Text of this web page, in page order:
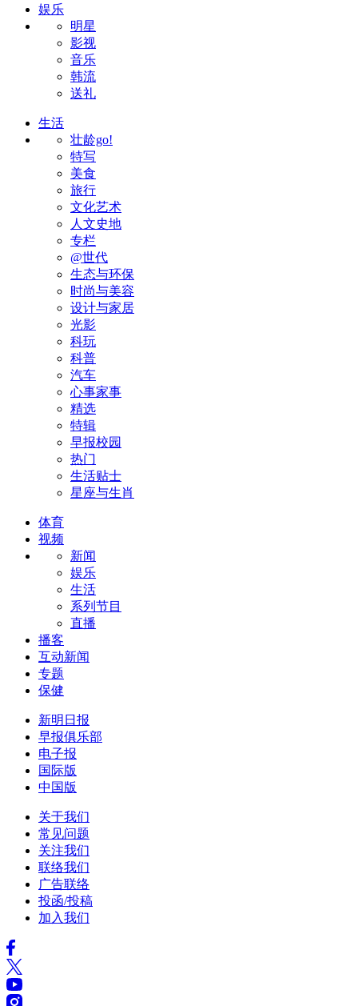
娱乐
明星
影视
音乐
韩流
送礼
生活
壮龄go!
特写
美食
旅行
文化艺术
人文史地
专栏
@世代
生态与环保
时尚与美容
设计与家居
光影
科玩
科普
汽车
心事家事
精选
特辑
早报校园
热门
生活贴士
星座与生肖
体育
视频
新闻
娱乐
生活
系列节目
直播
播客
互动新闻
专题
保健
新明日报
早报俱乐部
电子报
国际版
中国版
关于我们
常见问题
关注我们
联络我们
广告联络
投函/投稿
加入我们